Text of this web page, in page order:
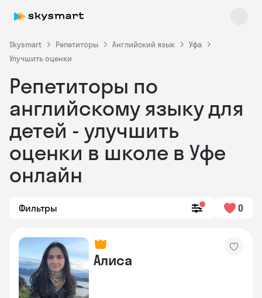
Skysmart Репетиторы Английский язык
Уфа
Улучшить оценки
Репетиторы по
английскому языку для
детей - улучшить
оценки в школе в Уфе
онлайн
Фильтры 0
Алиса
Skysmart Chat